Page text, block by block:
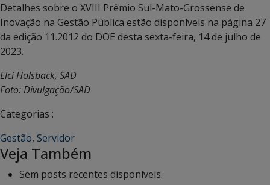
Detalhes sobre o XVIII Prêmio Sul-Mato-Grossense de
Inovação na Gestão Pública estão disponíveis na página 27
da edição 11.2012 do DOE desta sexta-feira, 14 de julho de
2023.
Elci Holsback, SAD
Foto: Divulgação/SAD
Categorias :
Gestão, Servidor
Veja Também
Sem posts recentes disponíveis.